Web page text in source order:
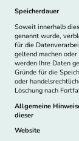
Speicherdauer
Soweit innerhalb
genannt wurde,
für die
geltend machen
werden Ihre Daten
Gründe für die
oder
Löschung nach
Allgemeine
dieser
Website